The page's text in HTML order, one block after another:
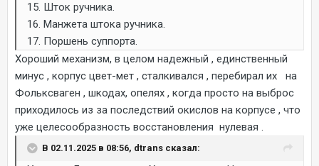
15. Шток ручника.
16. Манжета штока ручника.
17. Поршень суппорта.
Хороший механизм, в целом надежный , единственный
минус , корпус цвет-мет , сталкивался , перебирал их на
Фольксваген , шкодах, опелях , когда просто на выброс
приходилось из за последствий окислов на корпусе , что
уже целесообразность восстановления нулевая .
В 02.11.2025 в 08:56, dtrans сказал: